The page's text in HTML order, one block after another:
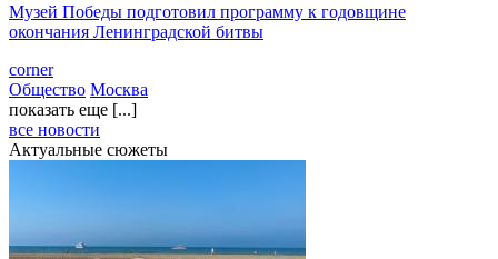
Музей Победы подготовил программу к годовщине
окончания Ленинградской битвы
corner
Общество Москва
показать еще [...]
все новости
Актуальные сюжеты